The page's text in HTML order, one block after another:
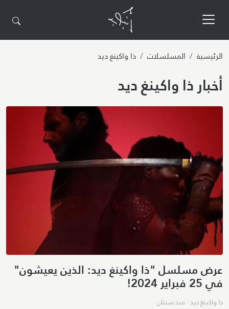
الرئيسية المسلسلات ذا واكينغ ديد
أخبار ذا واكينغ ديد
عرض مسلسل "ذا واكينغ ديد: الذين يعيشون"
في 25 فبراير 2024!
ذا واكينغ ديد·منذ سنتان